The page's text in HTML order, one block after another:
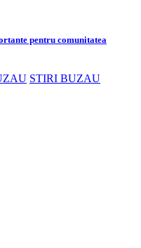
pentru comunitatea
STIRI BUZAU